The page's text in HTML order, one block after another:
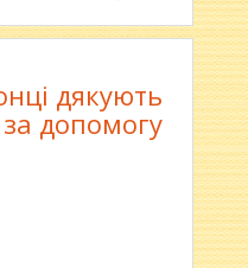
дякують
допомогу